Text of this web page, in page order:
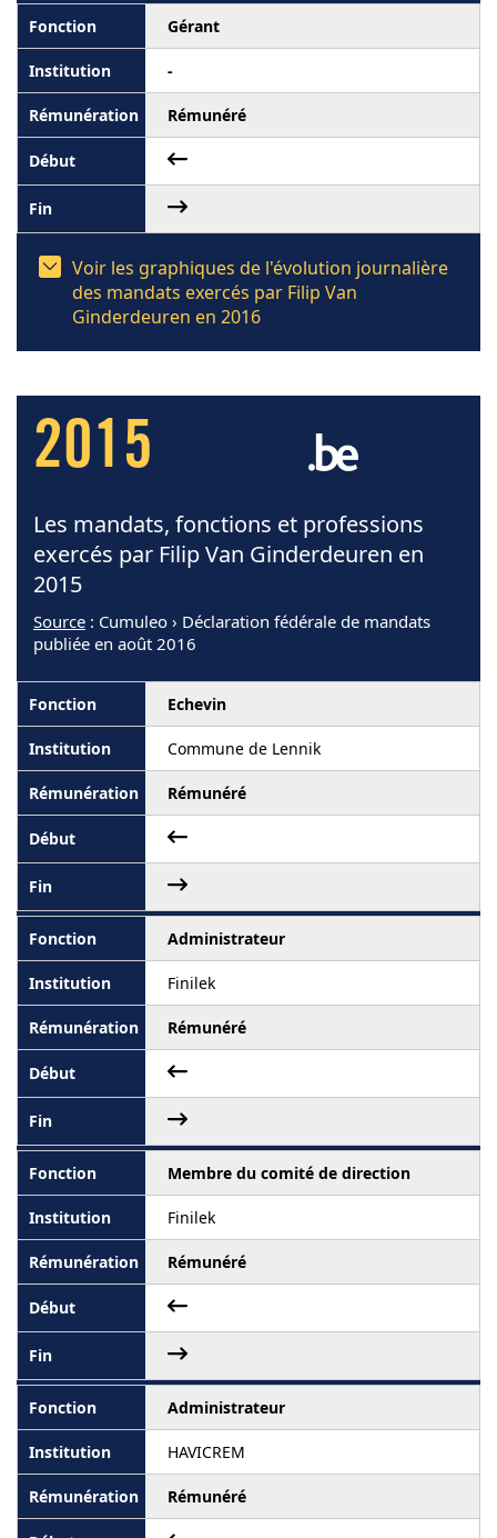
Gérant
-
Rémunéré
Voir les graphiques de l'évolution journalière
des mandats exercés par Filip Van
Ginderdeuren en 2016
2015
Les mandats, fonctions et professions
exercés par Filip Van Ginderdeuren en
2015
Source : Cumuleo › Déclaration fédérale de mandats
publiée en août 2016
Echevin
Commune de Lennik
Rémunéré
Administrateur
Finilek
Rémunéré
Membre du comité de direction
Finilek
Rémunéré
Administrateur
HAVICREM
Rémunéré